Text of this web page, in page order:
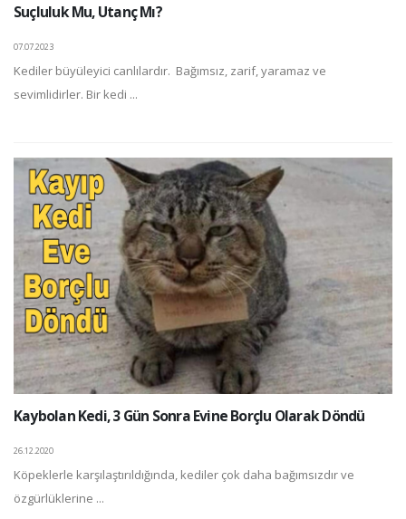
Suçluluk Mu, Utanç Mı?
07.07.2023
Kediler büyüleyici canlılardır. Bağımsız, zarif, yaramaz ve
sevimlidirler. Bir kedi ...
Kaybolan Kedi, 3 Gün Sonra Evine Borçlu Olarak Döndü
26.12.2020
Köpeklerle karşılaştırıldığında, kediler çok daha bağımsızdır ve
özgürlüklerine ...